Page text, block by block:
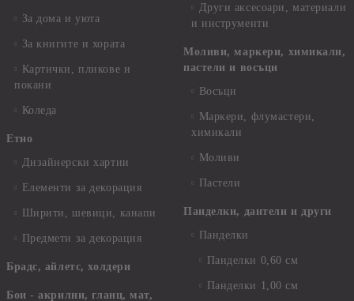
За дома и уюта
За книгите и хората
Картички, пликове и
покани
Коледа
Етно
Дизайнерски хартии
Елементи за декорация
Ширити, шевици, канапи
Предмети за декорация
Брадс, айлетс, холдери
Бои - акрилни, гланц, мат,
Други аксесоари, материали
и инструменти
Моливи, маркери, химикали,
пастели и восъци
Восъци
Маркери, флумастери,
химикали
Моливи
Пастели
Панделки, дантели и други
Панделки
Панделки 0,60 см
Панделки 1,00 см